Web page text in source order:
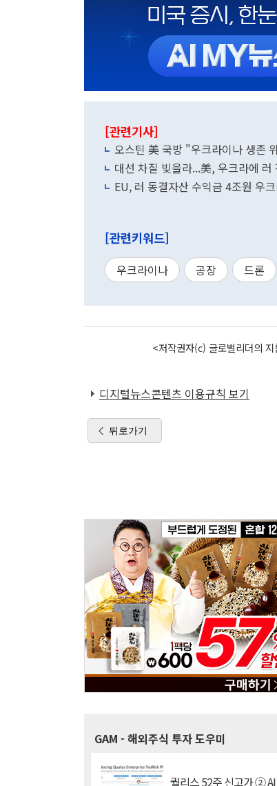
[관련기사]
오스틴 美 국방 "우크라이나 생존
대선 차질 빚을라...美, 우크라에 러
EU, 러 동결자산 수익금 4조원 우
[관련키워드]
우크라이나 공장 드론
<저작권자(c) 글로벌리더의
디지털뉴스콘텐츠 이용규칙 보기
뒤로가기
GAM - 해외주식 투자 도우미
퀄리스 52주 신고가 ②